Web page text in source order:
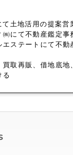
土地活用の提案営
㈱にて不動産鑑定事
ステートにて不動
買取再販、借地底地
る